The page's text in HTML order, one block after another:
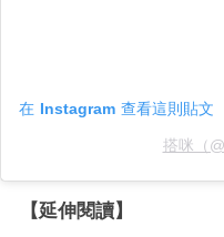
在 Instagram 查看這則貼文
搭咪（
【延伸閱讀】